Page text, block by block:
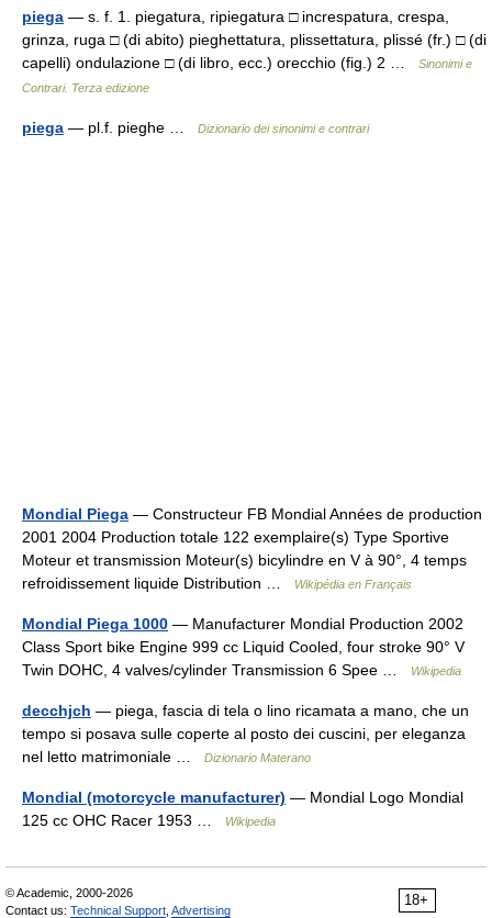
piega — s. f. 1. piegatura, ripiegatura □ increspatura, crespa,
grinza, ruga □ (di abito) pieghettatura, plissettatura, plissé (fr.) □ (di
capelli) ondulazione □ (di libro, ecc.) orecchio (fig.) 2 …
Sinonimi e
Contrari. Terza edizione
piega — pl.f. pieghe … Dizionario dei sinonimi e contrari
Mondial Piega — Constructeur FB Mondial Années de production
2001 2004 Production totale 122 exemplaire(s) Type Sportive
Moteur et transmission Moteur(s) bicylindre en V à 90°, 4 temps
refroidissement liquide Distribution …
Wikipédia en Français
Mondial Piega 1000 — Manufacturer Mondial Production 2002
Class Sport bike Engine 999 cc Liquid Cooled, four stroke 90° V
Twin DOHC, 4 valves/cylinder Transmission 6 Spee …
Wikipedia
decchjch — piega, fascia di tela o lino ricamata a mano, che un
tempo si posava sulle coperte al posto dei cuscini, per eleganza
nel letto matrimoniale …
Dizionario Materano
Mondial (motorcycle manufacturer) — Mondial Logo Mondial
125 cc OHC Racer 1953 …
Wikipedia
18+
© Academic, 2000-2026
Contact us: Technical Support Advertising